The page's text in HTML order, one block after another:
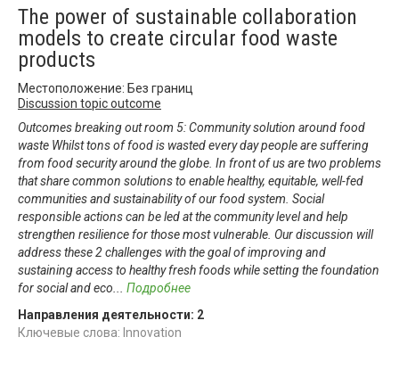
The power of sustainable collaboration
models to create circular food waste
products
Местоположение: Без границ
Discussion topic outcome
Outcomes breaking out room 5: Community solution around food
waste Whilst tons of food is wasted every day people are suffering
from food security around the globe. In front of us are two problems
that share common solutions to enable healthy, equitable, well-fed
communities and sustainability of our food system. Social
responsible actions can be led at the community level and help
strengthen resilience for those most vulnerable. Our discussion will
address these 2 challenges with the goal of improving and
sustaining access to healthy fresh foods while setting the foundation
for social and eco
Подробнее
Направления деятельности: 2
Ключевые слова: Innovation